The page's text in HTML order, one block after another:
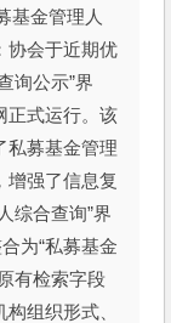
基金管理人
协会于近期优
询公示”界
正式运行。该
私募基金管理
增强了信息复
综合查询”界
为“私募基金
有检索字段
组织形式、